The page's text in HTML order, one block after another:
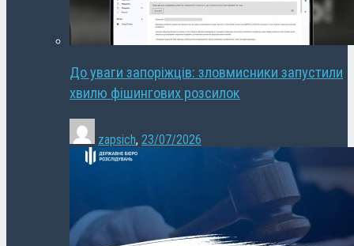
До уваги запоріжців: зловмисники запустили
хвилю фішингових розсилок
zapsich, 23/07/2026